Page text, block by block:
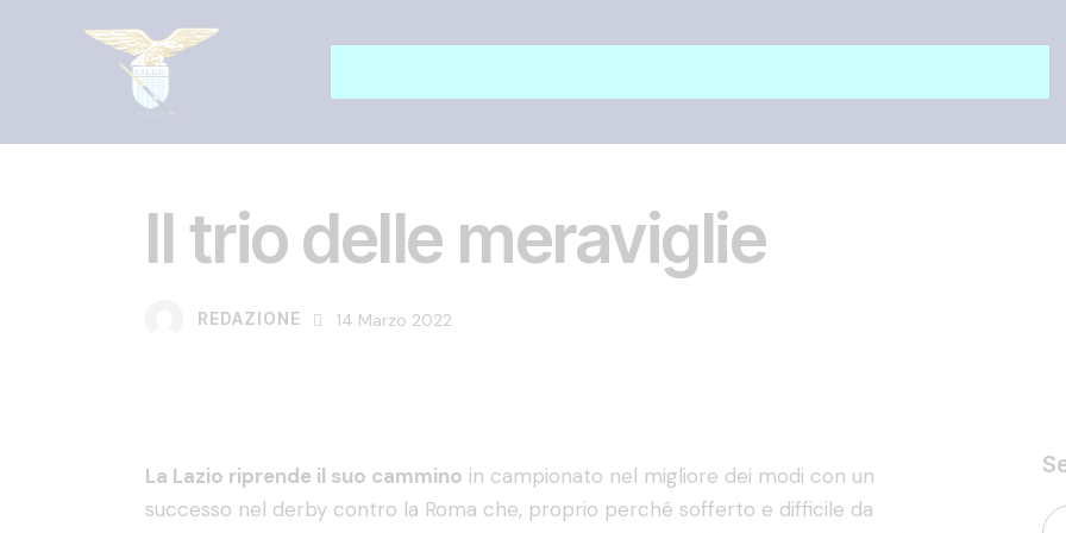
Il trio delle meraviglie
REDAZIONE 14 Marzo 2022
La Lazio riprende il suo cammino in campionato nel migliore dei modi con un
successo nel derby contro la Roma che, proprio perché sofferto e difficile da